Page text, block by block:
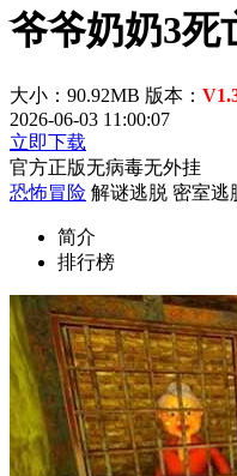
爷爷奶奶3死
大小：90.92MB 版本：
2026-06-03 11:00:07
立即下载
官方正版无病毒无外挂
恐怖冒险 解谜逃脱 密室逃
简介
排行榜